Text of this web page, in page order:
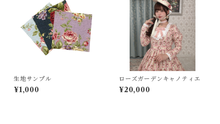
生地サンプル
¥1,000
ローズガーデンキャノティエ
¥20,000